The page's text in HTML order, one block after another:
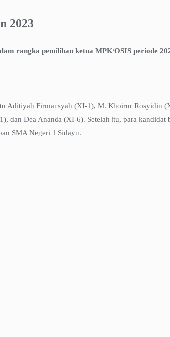
2023
rangka pemilihan ketua MPK/OSIS periode
Aditiyah Firmansyah (XI-1), M. Khoirur Rosyidin
Dea Ananda (XI-6). Setelah itu, para kandidat
SMA Negeri 1 Sidayu.